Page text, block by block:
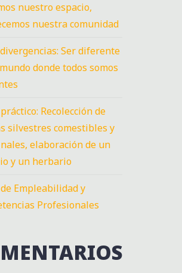
nuestro espacio,
nuestra comunidad
Ser diferente
donde todos somos
Recolección de
silvestres comestibles y
elaboración de un
y un herbario
Empleabilidad y
Profesionales